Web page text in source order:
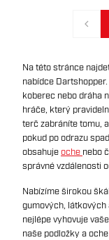
Na této stránce
nabídce
koberec nebo dráha
hráče, který
terč zabráníte tomu,
pokud po odrazu
obsahujeoche nebo
správné vzdálenosti
Nabízíme širokou
gumových, látkových
nejlépe vyhovuje
naše podložky a